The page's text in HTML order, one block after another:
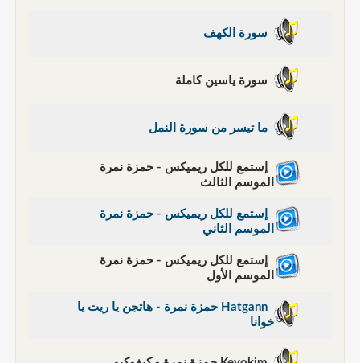
سورة الكهف
سورة ياسين كاملة
ما تيسر من سورة النمل
إستمع للكل ريميكس - حمزة نمرة
الموسم الثالث
إستمع للكل ريميكس - حمزة نمرة
الموسم الثاني
إستمع للكل ريميكس - حمزة نمرة
الموسم الأول
Hatgann حمزة نمرة - هاتجن يا ريت يا
خوانا